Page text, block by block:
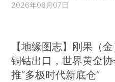
2026年08月07日
【地缘图志】刚果（
铜钴出口，世界黄金协
推“多极时代新底仓”